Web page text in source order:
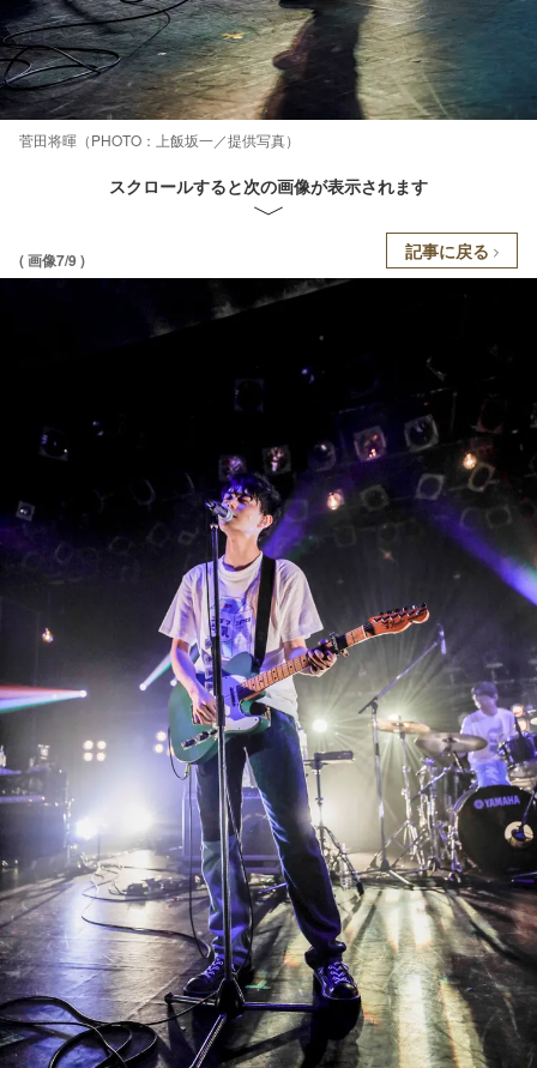
菅田将暉（PHOTO：上飯坂一／提供写真）
スクロールすると次の画像が表示されます
( 画像7/9 ) 記事に戻る